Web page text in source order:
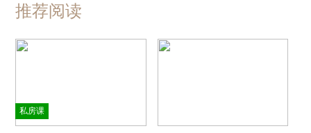
推荐阅读
私房课